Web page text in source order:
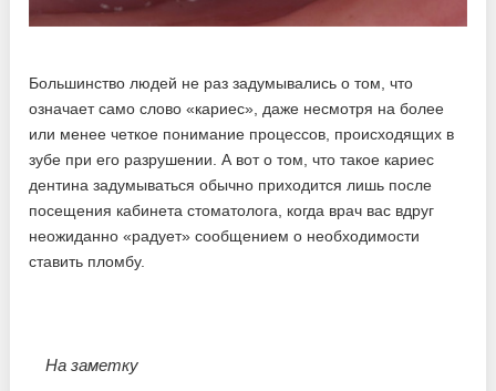
Большинство людей не раз задумывались о том, что
означает само слово «кариес», даже несмотря на более
или менее четкое понимание процессов, происходящих в
зубе при его разрушении. А вот о том, что такое кариес
дентина задумываться обычно приходится лишь после
посещения кабинета стоматолога, когда врач вас вдруг
неожиданно «радует» сообщением о необходимости
ставить пломбу.
На заметку